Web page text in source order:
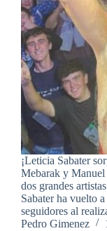
¡Leticia Sabater
Mebarak y Manuel
dos grandes
Sabater ha vuelto
seguidores al
Pedro Gimenez